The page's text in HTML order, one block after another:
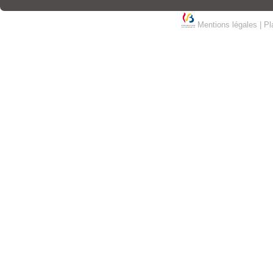
Mentions légales